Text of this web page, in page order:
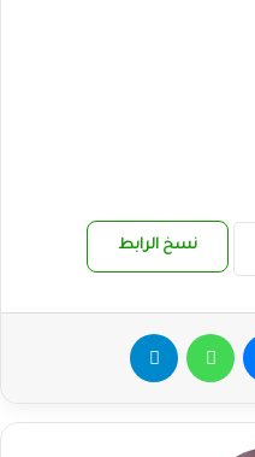
نسخ الرابط
ماسنجر واتساب